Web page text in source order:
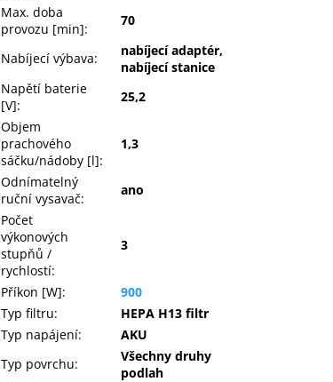
Max. doba
provozu [min]:
70
Nabíjecí výbava:
nabíjecí adaptér,
nabíjecí stanice
Napětí baterie
[V]:
25,2
Objem
prachového
sáčku/nádoby [l]:
1,3
Odnímatelný
ruční vysavač:
ano
Počet
výkonových
stupňů /
rychlostí:
3
Příkon [W]:
900
Typ filtru:
HEPA H13 filtr
Typ napájení:
AKU
Typ povrchu:
Všechny druhy
podlah